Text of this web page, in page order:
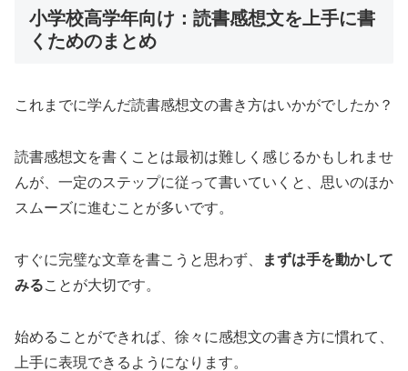
小学校高学年向け：読書感想文を上手に書
くためのまとめ
これまでに学んだ読書感想文の書き方はいかがでしたか？
読書感想文を書くことは最初は難しく感じるかもしれませ
んが、一定のステップに従って書いていくと、思いのほか
スムーズに進むことが多いです。
すぐに完璧な文章を書こうと思わず、
まずは手を動かして
みることが大切です。
始めることができれば、徐々に感想文の書き方に慣れて、
上手に表現できるようになります。